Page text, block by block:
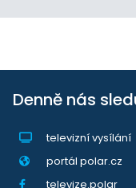
Denně nás
televizní vysílání
portál polar.cz
televize.polar